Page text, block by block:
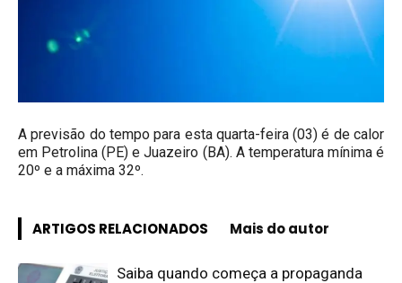
A previsão do tempo para esta quarta-feira (03) é de calor
em Petrolina (PE) e Juazeiro (BA). A temperatura mínima é
20º e a máxima 32º.
ARTIGOS RELACIONADOS Mais do autor
Saiba quando começa a propaganda